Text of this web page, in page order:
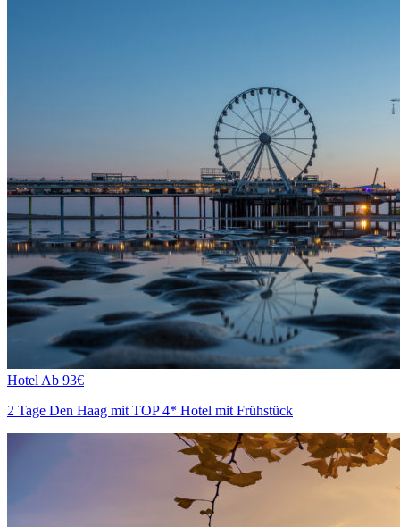
Hotel Ab 93€
2 Tage Den Haag mit TOP 4* Hotel mit Frühstück